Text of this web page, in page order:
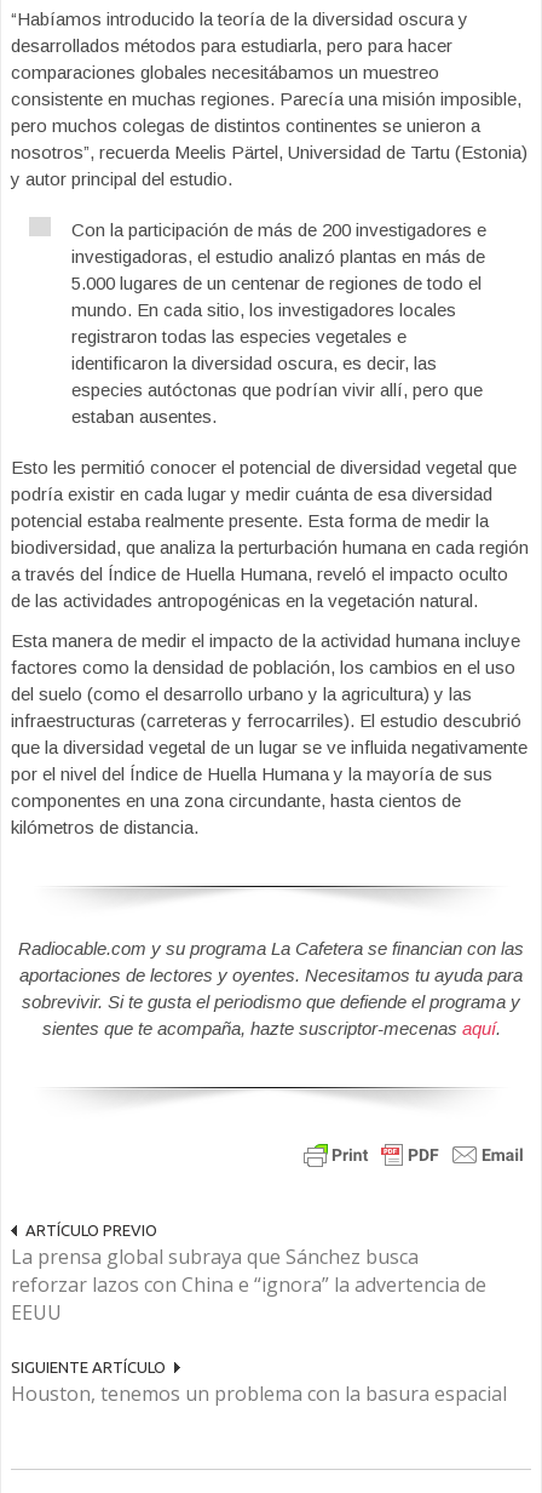
“Habíamos introducido la teoría de la diversidad oscura y
desarrollados métodos para estudiarla, pero para hacer
comparaciones globales necesitábamos un muestreo
consistente en muchas regiones. Parecía una misión imposible,
pero muchos colegas de distintos continentes se unieron a
nosotros”, recuerda Meelis Pärtel, Universidad de Tartu (Estonia)
y autor principal del estudio.
Con la participación de más de 200 investigadores e
investigadoras, el estudio analizó plantas en más de
5.000 lugares de un centenar de regiones de todo el
mundo. En cada sitio, los investigadores locales
registraron todas las especies vegetales e
identificaron la diversidad oscura, es decir, las
especies autóctonas que podrían vivir allí, pero que
estaban ausentes.
Esto les permitió conocer el potencial de diversidad vegetal que
podría existir en cada lugar y medir cuánta de esa diversidad
potencial estaba realmente presente. Esta forma de medir la
biodiversidad, que analiza la perturbación humana en cada región
a través del Índice de Huella Humana, reveló el impacto oculto
de las actividades antropogénicas en la vegetación natural.
Esta manera de medir el impacto de la actividad humana incluye
factores como la densidad de población, los cambios en el uso
del suelo (como el desarrollo urbano y la agricultura) y las
infraestructuras (carreteras y ferrocarriles). El estudio descubrió
que la diversidad vegetal de un lugar se ve influida negativamente
por el nivel del Índice de Huella Humana y la mayoría de sus
componentes en una zona circundante, hasta cientos de
kilómetros de distancia.
Radiocable.com y su programa La Cafetera se financian con las
aportaciones de lectores y oyentes. Necesitamos tu ayuda para
sobrevivir. Si te gusta el periodismo que defiende el programa y
sientes que te acompaña, hazte suscriptor-mecenas aquí.
ARTÍCULO PREVIO
La prensa global subraya que Sánchez busca
reforzar lazos con China e “ignora” la advertencia de
EEUU
SIGUIENTE ARTÍCULO
Houston, tenemos un problema con la basura espacial